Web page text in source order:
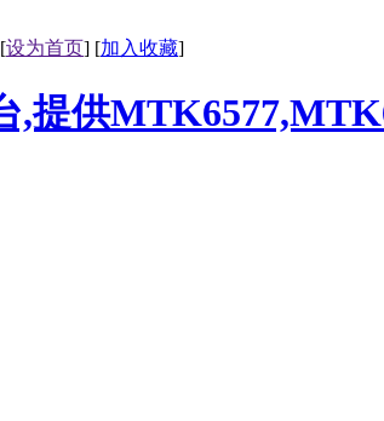
[设为首页] [加入收藏]